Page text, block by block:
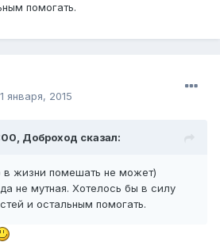
помогать.
января, 2015
Доброход сказал:
в жизни помешать не может)
не мутная. Хотелось бы в силу
и остальным помогать.